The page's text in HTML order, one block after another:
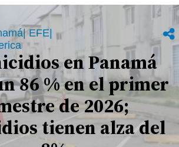
EFE|
en Panamá
86 % en el primer
de 2026;
tienen alza del